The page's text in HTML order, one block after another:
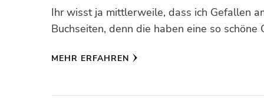
Ihr wisst ja mittlerweile, dass ich Gefallen
Buchseiten, denn die haben eine so
MEHR ERFAHREN